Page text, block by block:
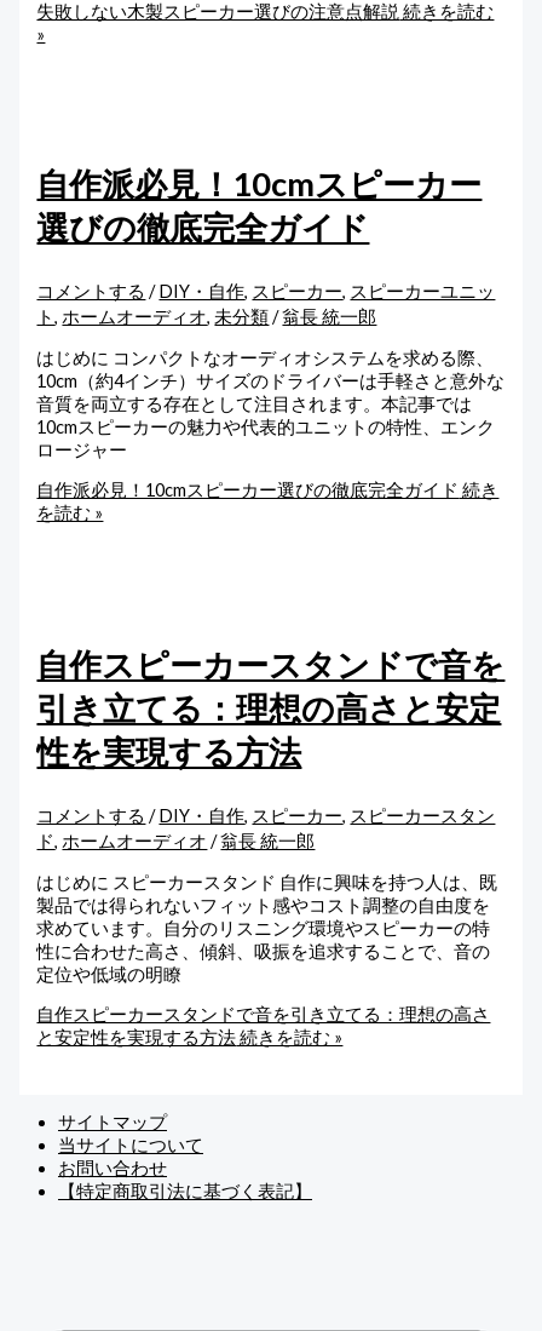
失敗しない木製スピーカー選びの注意点解説 続きを読む
»
自作派必見！10cmスピーカー
選びの徹底完全ガイド
コメントする /DIY・自作, スピーカー, スピーカーユニッ
ト, ホームオーディオ,未分類/翁長 統一郎
はじめに コンパクトなオーディオシステムを求める際、
10cm（約4インチ）サイズのドライバーは手軽さと意外な
音質を両立する存在として注目されます。本記事では
10cmスピーカーの魅力や代表的ユニットの特性、エンク
ロージャー
自作派必見！10cmスピーカー選びの徹底完全ガイド 続き
を読む »
自作スピーカースタンドで音を
引き立てる：理想の高さと安定
性を実現する方法
コメントする /DIY・自作, スピーカー, スピーカースタン
ド, ホームオーディオ /翁長 統一郎
はじめに スピーカースタンド 自作に興味を持つ人は、既
製品では得られないフィット感やコスト調整の自由度を
求めています。自分のリスニング環境やスピーカーの特
性に合わせた高さ、傾斜、吸振を追求することで、音の
定位や低域の明瞭
自作スピーカースタンドで音を引き立てる：理想の高さ
と安定性を実現する方法続きを読む »
サイトマップ
当サイトについて
お問い合わせ
【特定商取引法に基づく表記】